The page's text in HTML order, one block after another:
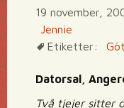
19 november,
Jennie
Etiketter:
Datorsal,
Två tjejer sitter